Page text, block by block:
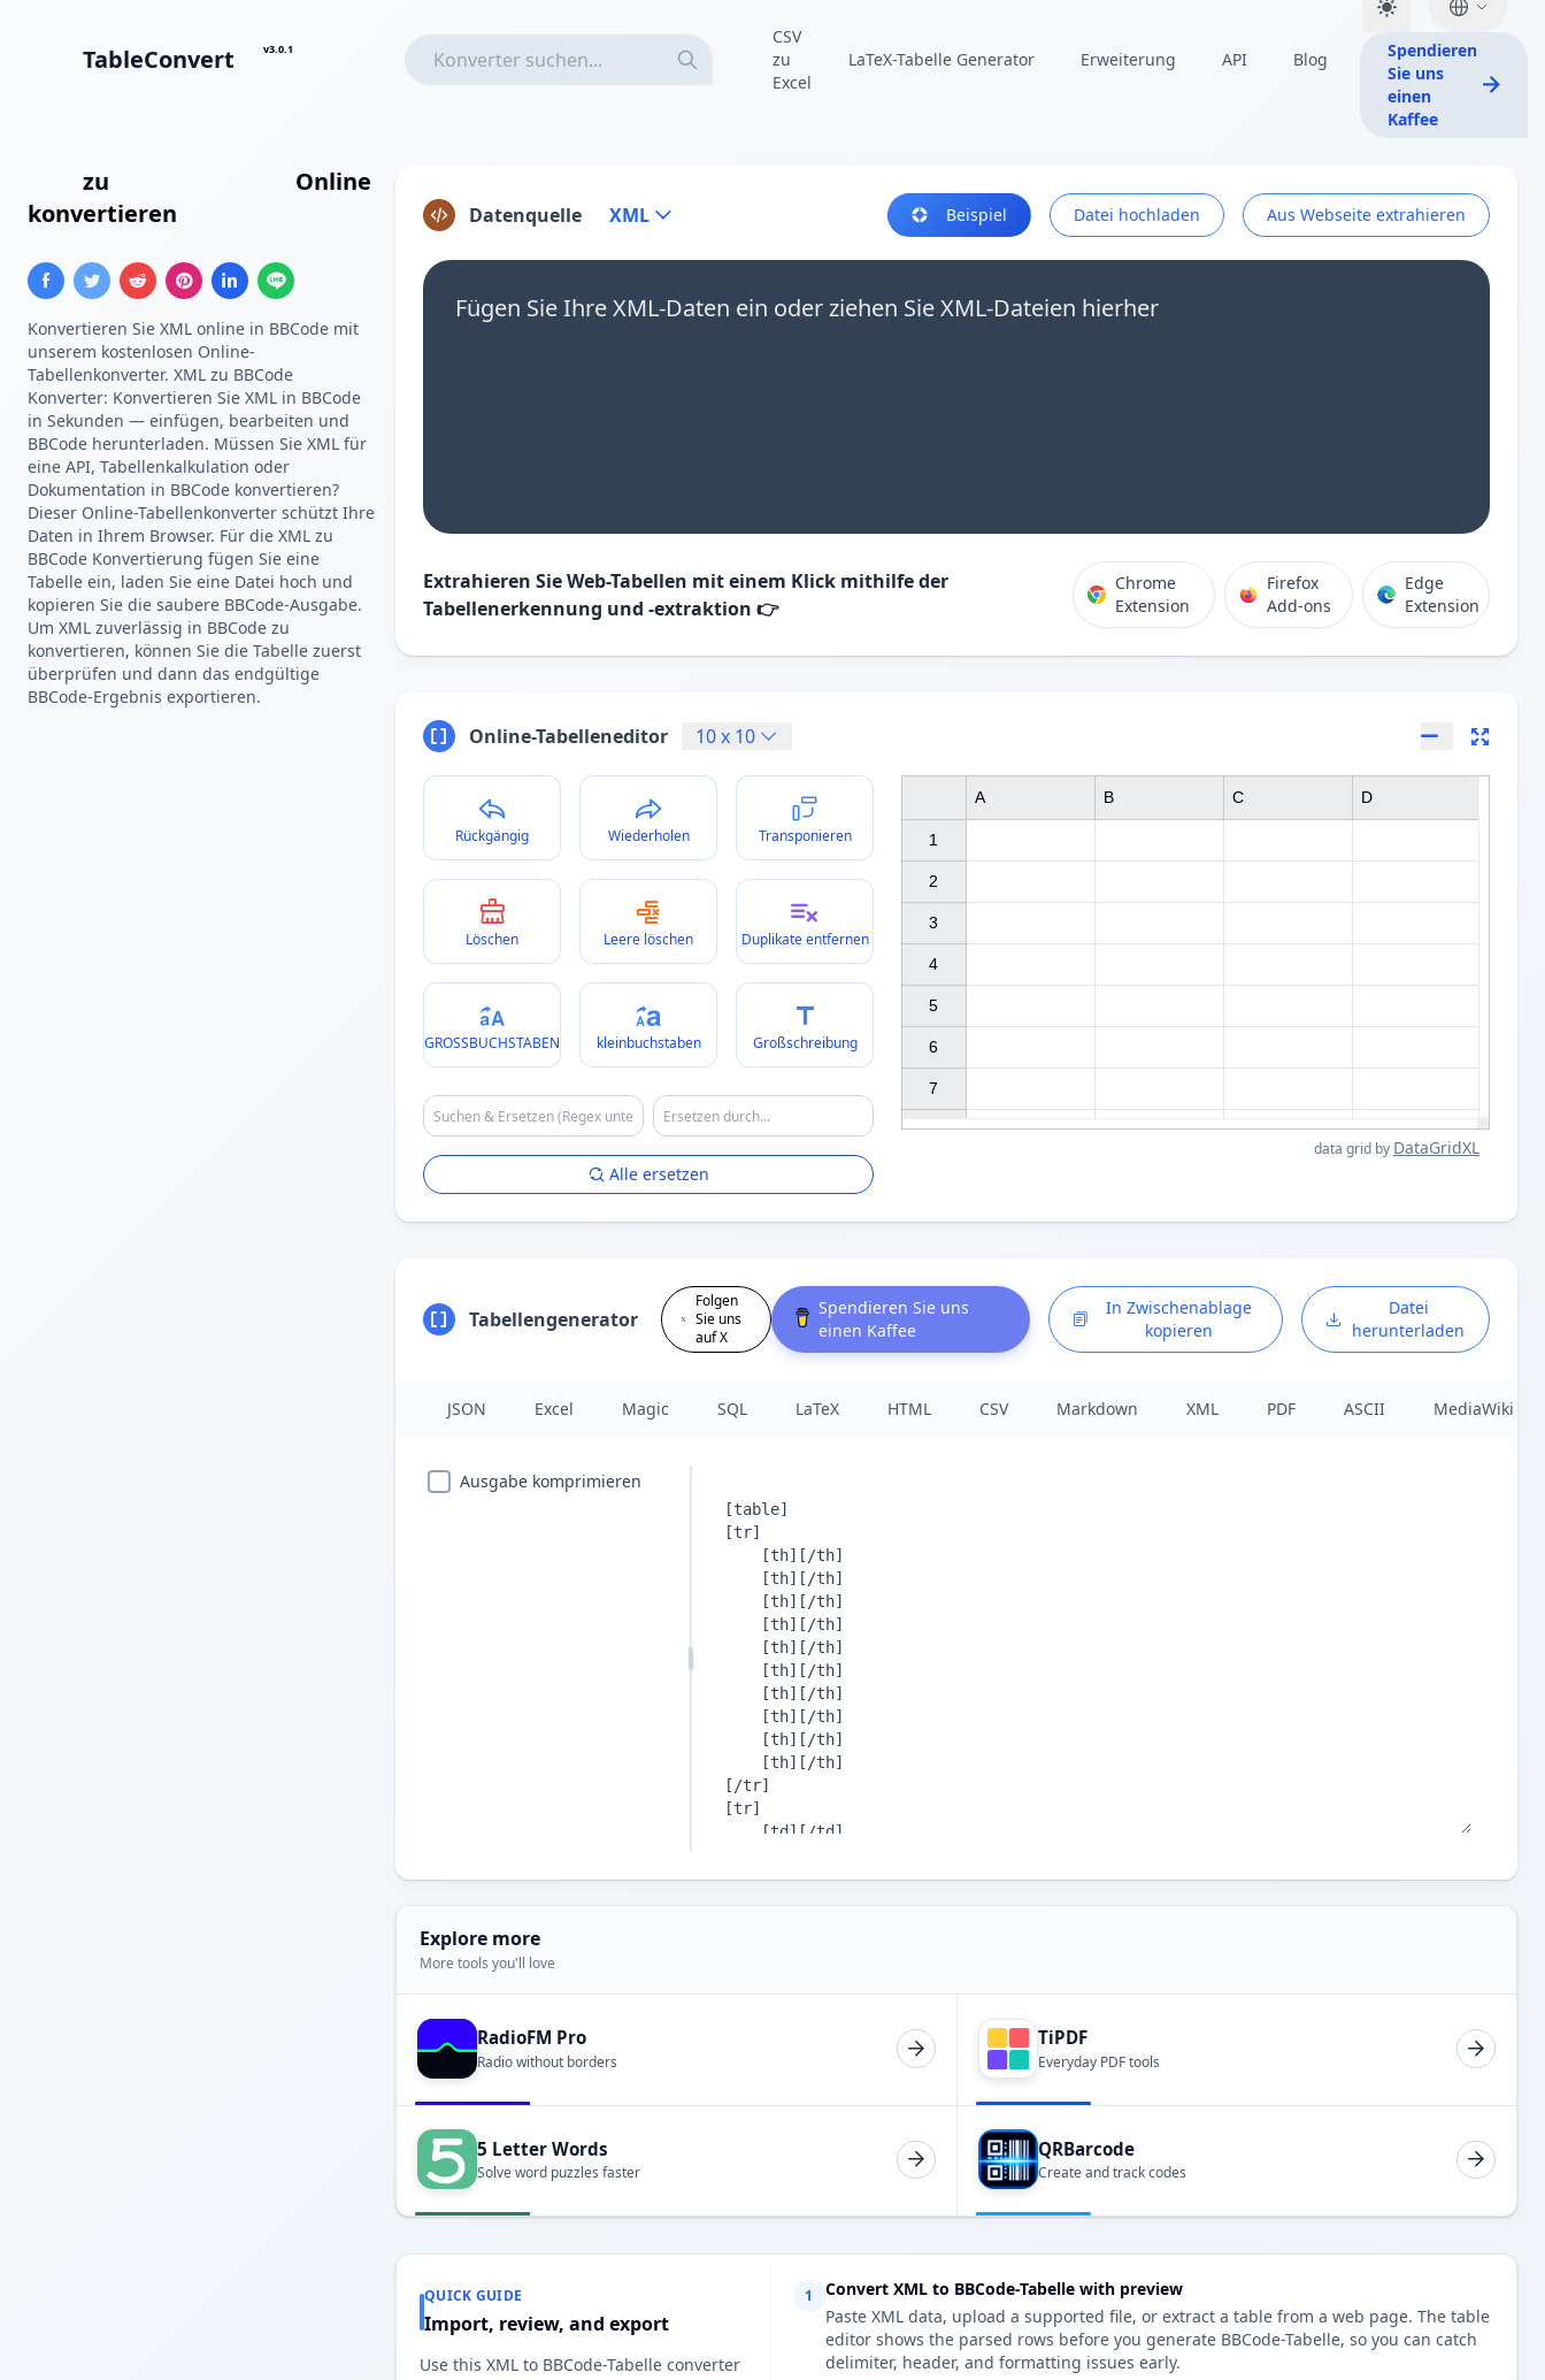
TableConvert v3.0.1
CSV
zu
Excel
LaTeX-Tabelle Generator Erweiterung API Blog
Spendieren
Sie uns
einen
Kaffee
zu
Online
konvertieren
Konvertieren Sie XML online in BBCode mit
unserem kostenlosen Online-
Tabellenkonverter. XML zu BBCode
Konverter: Konvertieren Sie XML in BBCode
in Sekunden — einfügen, bearbeiten und
BBCode herunterladen. Müssen Sie XML für
eine API, Tabellenkalkulation oder
Dokumentation in BBCode konvertieren?
Dieser Online-Tabellenkonverter schützt Ihre
Daten in Ihrem Browser. Für die XML zu
BBCode Konvertierung fügen Sie eine
Tabelle ein, laden Sie eine Datei hoch und
kopieren Sie die saubere BBCode-Ausgabe.
Um XML zuverlässig in BBCode zu
konvertieren, können Sie die Tabelle zuerst
überprüfen und dann das endgültige
BBCode-Ergebnis exportieren.
Datenquelle XML Beispiel Datei hochladen Aus Webseite extrahieren
Fügen Sie Ihre XML-Daten ein oder ziehen Sie XML-Dateien hierher
Extrahieren Sie Web-Tabellen mit einem Klick mithilfe der
Tabellenerkennung und -extraktion 👉
Chrome
Extension
Firefox
Add-ons
Edge
Extension
Online-Tabelleneditor 10x 10
Rückgängig Wiederholen Transponieren
Löschen Leere löschen Duplikate entfernen
GROSSBUCHSTABEN kleinbuchstaben Großschreibung
Alle ersetzen
data grid by DataGridXL
1
2
3
4
5
6
7
A B C D
Tabellengenerator
Folgen
Sie uns
auf X
Spendieren Sie uns
einen Kaffee
In Zwischenablage
kopieren
Datei
herunterladen
JSON Excel Magic SQL LaTeX HTML CSV Markdown XML PDF ASCII MediaWiki
Ausgabe komprimieren
Explore more
More tools you'll love
RadioFM Pro
Radio without borders
TiPDF
Everyday PDF tools
5 Letter Words
Solve word puzzles faster
QRBarcode
Create and track codes
QUICK GUIDE
Import, review, and export
Use this XML to BBCode-Tabelle converter
1
Convert XML to BBCode-Tabelle with preview
Paste XML data, upload a supported file, or extract a table from a web page. The table
editor shows the parsed rows before you generate BBCode-Tabelle, so you can catch
delimiter, header, and formatting issues early.